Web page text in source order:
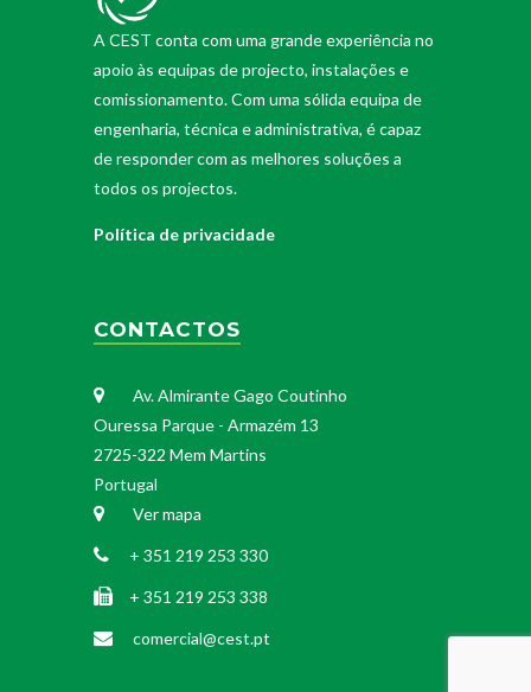
A CEST conta com uma grande experiência no
apoio às equipas de projecto, instalações e
comissionamento. Com uma sólida equipa de
engenharia, técnica e administrativa, é capaz
de responder com as melhores soluções a
todos os projectos.
Política de privacidade
CONTACTOS
Av. Almirante Gago Coutinho
Ouressa Parque - Armazém 13
2725-322 Mem Martins
Portugal
Ver mapa
+ 351 219 253 330
+ 351 219 253 338
comercial@cest.pt